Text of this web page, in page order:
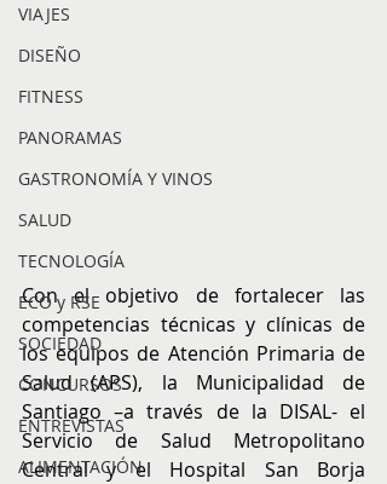
VIAJES
DISEÑO
FITNESS
PANORAMAS
GASTRONOMÍA Y VINOS
SALUD
TECNOLOGÍA
ECO y RSE
SOCIEDAD
CONCURSOS
ENTREVISTAS
ALIMENTACIÓN
Con el objetivo de fortalecer las
competencias técnicas y clínicas de
los equipos de Atención Primaria de
Salud (APS), la Municipalidad de
Santiago –a través de la DISAL- el
Servicio de Salud Metropolitano
Central y el Hospital San Borja